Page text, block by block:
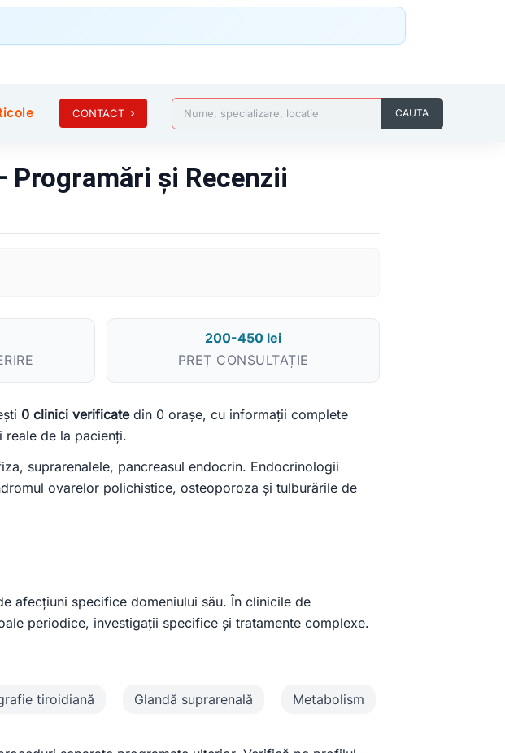
CONTACT Nume, specializare, locatie CAUTA
și Recenzii
200-450 lei
PREȚ CONSULTAȚIE
0 clinici verificatedin 0 orașe, cu informații complete
de la pacienți.
suprarenalele, pancreasul endocrin. Endocrinologii
ovarelor polichistice, osteoporoza și tulburările de
afecțiuni specifice domeniului său. În clinicile de
periodice, investigații specifice și tratamente complexe.
tiroidiană Glandă suprarenală
Metabolism